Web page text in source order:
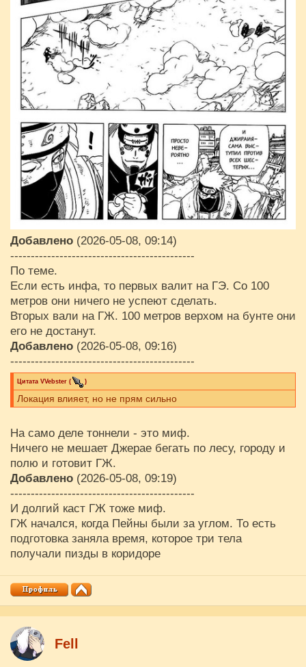
Добавлено (2026-05-08, 09:14)
---------------------------------------------
По теме.
Если есть инфа, то первых валит на ГЭ. Со 100
метров они ничего не успеют сделать.
Вторых вали на ГЖ. 100 метров верхом на бунте они
его не достанут.
Добавлено (2026-05-08, 09:16)
---------------------------------------------
Цитата VVebster ( )
Локация влияет, но не прям сильно
На само деле тоннели - это миф.
Ничего не мешает Джерае бегать по лесу, городу и
полю и готовит ГЖ.
Добавлено (2026-05-08, 09:19)
---------------------------------------------
И долгий каст ГЖ тоже миф.
ГЖ начался, когда Пейны были за углом. То есть
подготовка заняла время, которое три тела
получали пизды в коридоре
Fell